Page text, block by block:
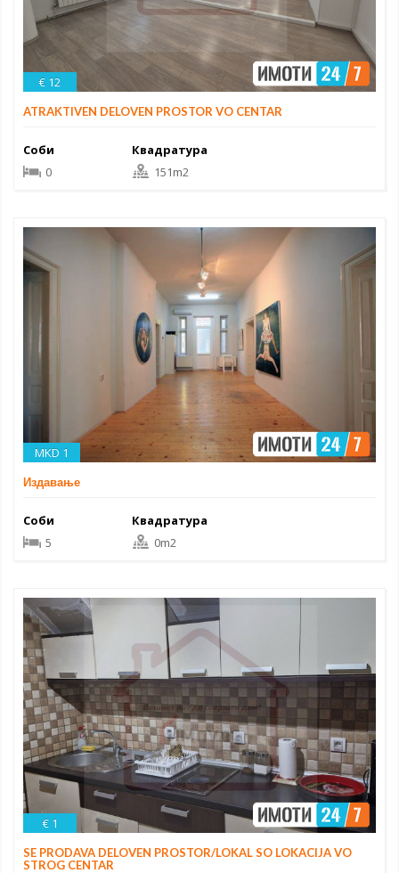
€ 12
ATRAKTIVEN DELOVEN PROSTOR VO CENTAR
Соби
0
Квадратура
151m2
MKD 1
Издавање
Соби
5
Квадратура
0m2
€ 1
SE PRODAVA DELOVEN PROSTOR/LOKAL SO LOKACIJA VO
STROG CENTAR